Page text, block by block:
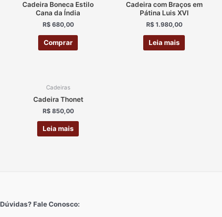
Cadeira Boneca Estilo
Cana da Índia
R$680,00
Comprar
Cadeira com Braços em
Pátina Luis XVI
R$1.980,00
Leia mais
Cadeiras
Cadeira Thonet
R$850,00
Leia mais
Dúvidas? Fale Conosco: